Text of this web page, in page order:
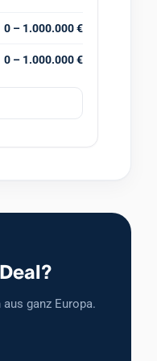
0 – 1.000.000 €
0 – 1.000.000 €
ganz Europa.